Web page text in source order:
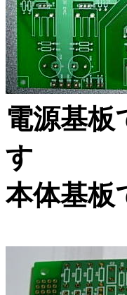
電源基板
本体基板